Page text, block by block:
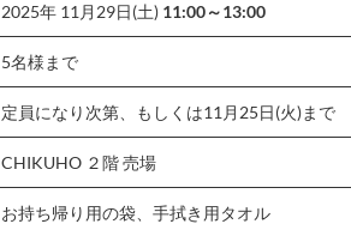
2025年 11月29日(土) 11:00～13:00
5名様まで
定員になり次第、もしくは11月25日(火)まで
CHIKUHO ２階 売場
お持ち帰り用の袋、手拭き用タオル